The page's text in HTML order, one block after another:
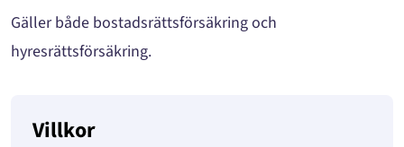
Gäller både bostadsrättsförsäkring och
hyresrättsförsäkring.
Villkor